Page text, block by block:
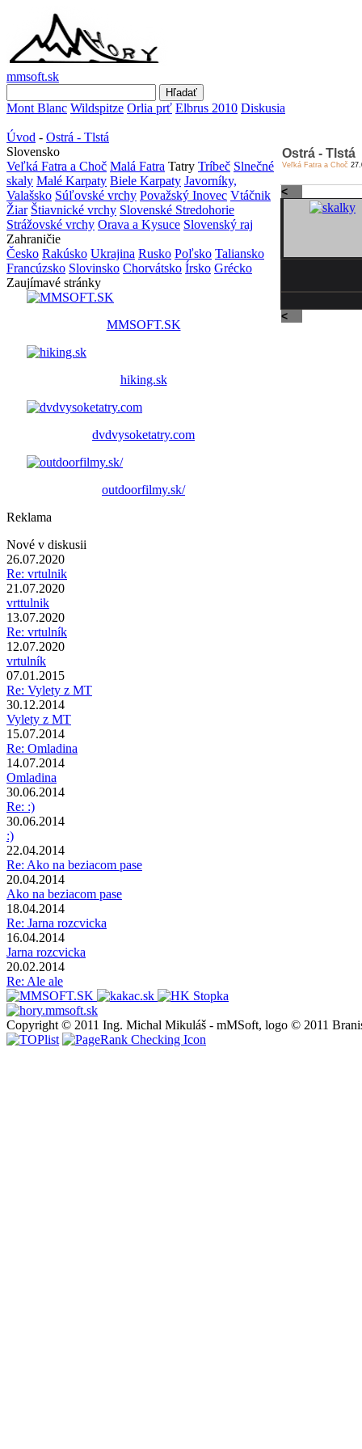
mmsoft.sk
Mont Blanc Wildspitze Orlia prť Elbrus 2010 Diskusia
Úvod - Ostrá - Tlstá
Slovensko
Veľká Fatra a Choč Malá Fatra Tatry Tríbeč Slnečné
skaly Malé Karpaty Biele Karpaty Javorníky,
Valašsko Súľovské vrchy Považský Inovec Vtáčnik
Žiar Štiavnické vrchy Slovenské Stredohorie
Strážovské vrchy Orava a Kysuce Slovenský raj
Zahraničie
Česko Rakúsko Ukrajina Rusko Poľsko Taliansko
Francúzsko Slovinsko Chorvátsko Írsko Grécko
Zaujímavé stránky
MMSOFT.SK
hiking.sk
dvdvysoketatry.com
outdoorfilmy.sk/
Reklama
Nové v diskusii
26.07.2020
Re: vrtulnik
21.07.2020
vrttulnik
13.07.2020
Re: vrtulník
12.07.2020
vrtulník
07.01.2015
Re: Vylety z MT
30.12.2014
Vylety z MT
15.07.2014
Re: Omladina
14.07.2014
Omladina
30.06.2014
Re: :)
30.06.2014
:)
22.04.2014
Re: Ako na beziacom pase
20.04.2014
Ako na beziacom pase
18.04.2014
Re: Jarna rozcvicka
16.04.2014
Jarna rozcvicka
20.02.2014
Re: Ale ale
Ostrá - Tlstá
Veľká Fatra a Choč
<
<
Copyright © 2011 Ing. Michal Mikuláš - mMSoft, logo © 2011